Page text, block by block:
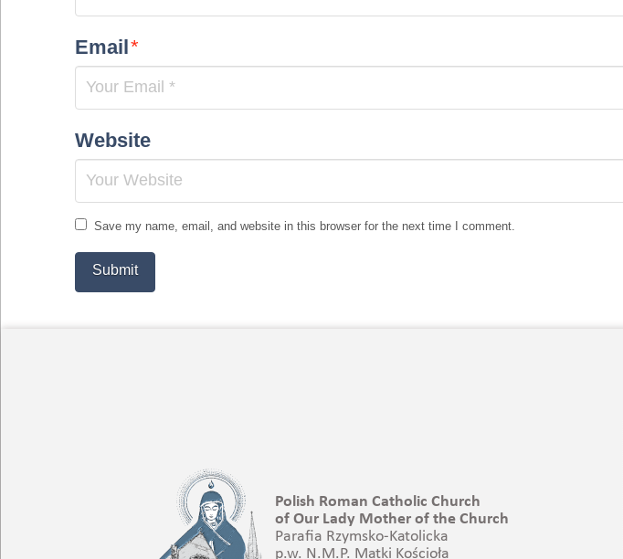
Email*
Website
Save my name, email, and website in this browser for the next time I comment.